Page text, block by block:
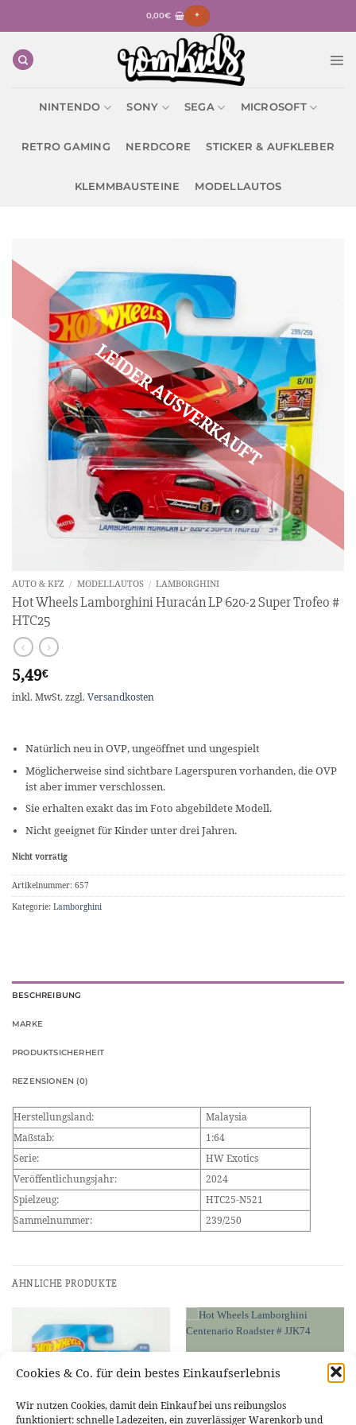
Cookies & Co. für dein bestes Einkaufserlebnis
Wir nutzen Cookies, damit dein Einkauf bei uns reibungslos
funktioniert: schnelle Ladezeiten, ein zuverlässiger Warenkorb und
0,00€ +
NINTENDO SONY SEGA MICROSOFT
RETRO GAMING NERDCORE STICKER & AUFKLEBER
KLEMMBAUSTEINE MODELLAUTOS
AUTO & KFZ / MODELLAUTOS / LAMBORGHINI
Hot Wheels Lamborghini Huracán LP 620-2 Super Trofeo #
HTC25
5,49€
inkl. MwSt. zzgl. Versandkosten
Natürlich neu in OVP, ungeöffnet und ungespielt
Möglicherweise sind sichtbare Lagerspuren vorhanden, die OVP
ist aber immer verschlossen.
Sie erhalten exakt das im Foto abgebildete Modell.
Nicht geeignet für Kinder unter drei Jahren.
Nicht vorrätig
Artikelnummer: 657
Kategorie: Lamborghini
BESCHREIBUNG
MARKE
PRODUKTSICHERHEIT
REZENSIONEN (0)
Herstellungsland:
Malaysia
Maßstab:
1:64
Serie:
HW Exotics
Veröffentlichungsjahr:
2024
Spielzeug:
HTC25-N521
Sammelnummer:
239/250
ÄHNLICHE PRODUKTE